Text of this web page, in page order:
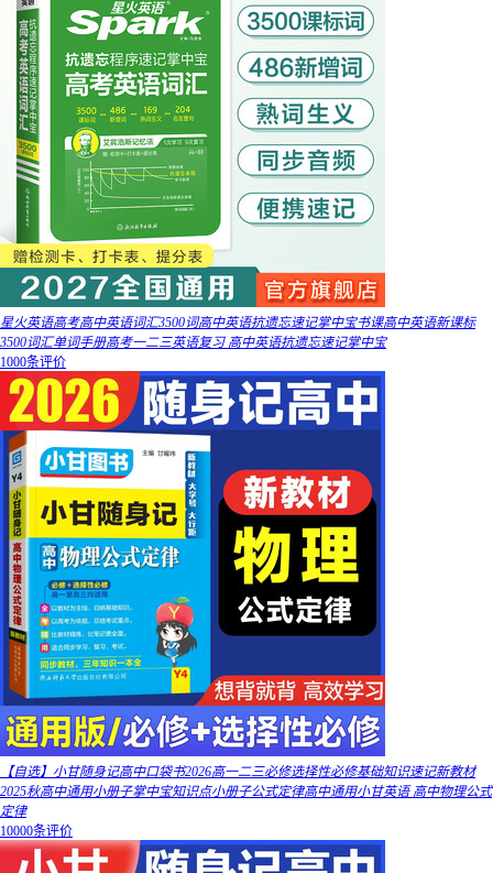
星火英语高考高中英语词汇3500词高中英语抗遗忘速记掌中宝书课高中英语新课标
3500词汇单词手册高考一二三英语复习 高中英语抗遗忘速记掌中宝
1000条评价
【自选】小甘随身记高中口袋书2026高一二三必修选择性必修基础知识速记新教材
2025秋高中通用小册子掌中宝知识点小册子公式定律高中通用小甘英语 高中物理公式
定律
10000条评价